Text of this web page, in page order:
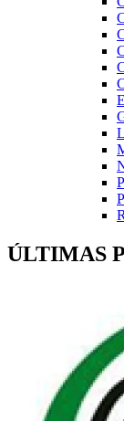
ÚLTIMAS